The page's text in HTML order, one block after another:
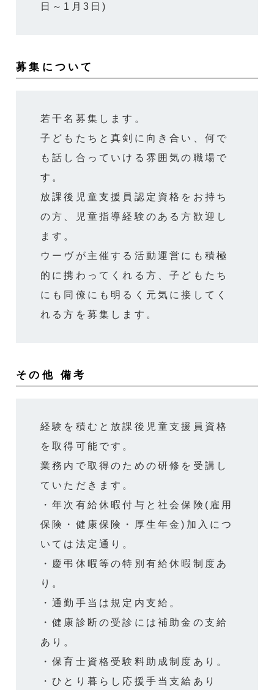
日～1月3日)
募集について
若干名募集します。
子どもたちと真剣に向き合い、何で
も話し合っていける雰囲気の職場で
す。
放課後児童支援員認定資格をお持ち
の方、児童指導経験のある方歓迎し
ます。
ウーヴが主催する活動運営にも積極
的に携わってくれる方、子どもたち
にも同僚にも明るく元気に接してく
れる方を募集します。
その他 備考
経験を積むと放課後児童支援員資格
を取得可能です。
業務内で取得のための研修を受講し
ていただきます。
・年次有給休暇付与と社会保険(雇用
保険・健康保険・厚生年金)加入につ
いては法定通り。
・慶弔休暇等の特別有給休暇制度あ
り。
・通勤手当は規定内支給。
・健康診断の受診には補助金の支給
あり。
・保育士資格受験料助成制度あり。
・ひとり暮らし応援手当支給あり